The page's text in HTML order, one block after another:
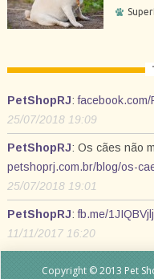
PetShopRJ:
25/07/2018 19:09
PetShopRJ: Os cães não
petshoprj.com.br/blog/os-
25/07/2018 19:01
PetShopRJ:fb.me/1JIQBVjlj
11/11/2017 16:20
Copyright © 2013 Pet